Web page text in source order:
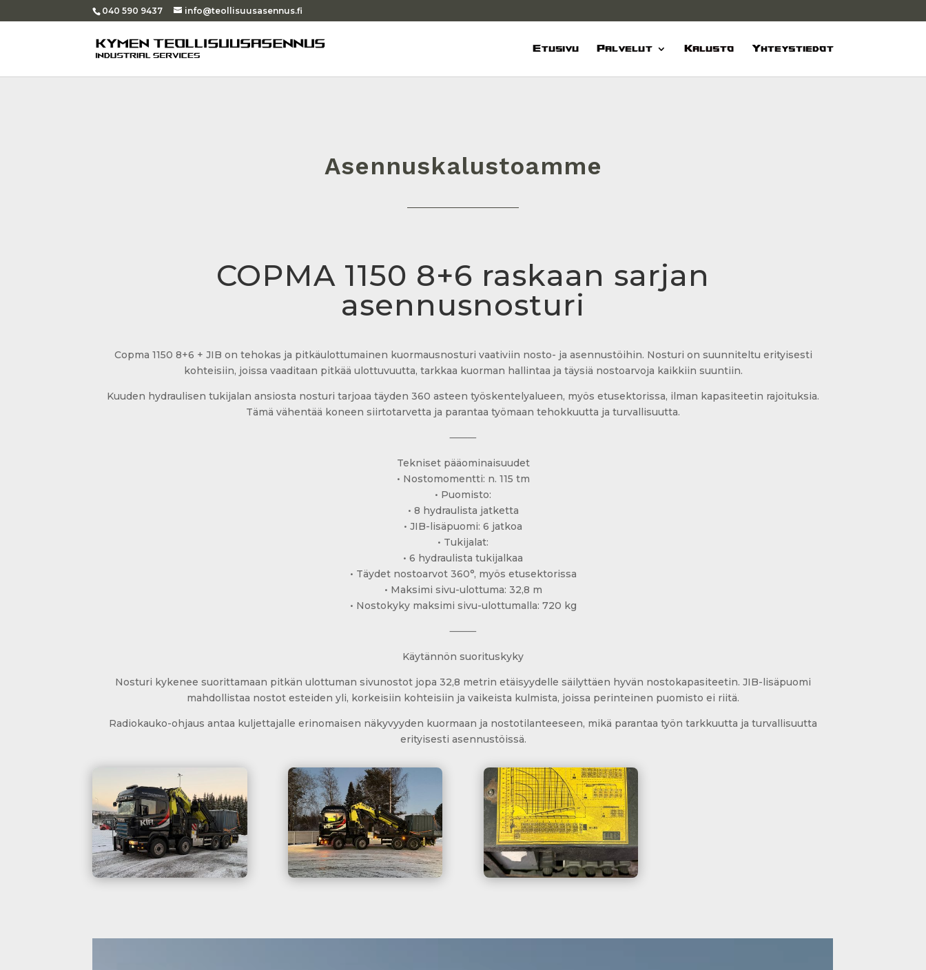
040 590 9437 info@teollisuusasennus.fi
Etusivu Palvelut Kalusto Yhteystiedot
Asennuskalustoamme
COPMA 1150 8+6 raskaan sarjan
asennusnosturi
Copma 1150 8+6 + JIB on tehokas ja pitkäulottumainen kuormausnosturi vaativiin nosto- ja asennustöihin. Nosturi on suunniteltu erityisesti
kohteisiin, joissa vaaditaan pitkää ulottuvuutta, tarkkaa kuorman hallintaa ja täysiä nostoarvoja kaikkiin suuntiin.
Kuuden hydraulisen tukijalan ansiosta nosturi tarjoaa täyden 360 asteen työskentelyalueen, myös etusektorissa, ilman kapasiteetin rajoituksia.
Tämä vähentää koneen siirtotarvetta ja parantaa työmaan tehokkuutta ja turvallisuutta.
⸻
Tekniset pääominaisuudet
• Nostomomentti: n. 115 tm
• Puomisto:
• 8 hydraulista jatketta
• JIB-lisäpuomi: 6 jatkoa
• Tukijalat:
• 6 hydraulista tukijalkaa
• Täydet nostoarvot 360°, myös etusektorissa
• Maksimi sivu-ulottuma: 32,8 m
• Nostokyky maksimi sivu-ulottumalla: 720 kg
⸻
Käytännön suorituskyky
Nosturi kykenee suorittamaan pitkän ulottuman sivunostot jopa 32,8 metrin etäisyydelle säilyttäen hyvän nostokapasiteetin. JIB-lisäpuomi
mahdollistaa nostot esteiden yli, korkeisiin kohteisiin ja vaikeista kulmista, joissa perinteinen puomisto ei riitä.
Radiokauko-ohjaus antaa kuljettajalle erinomaisen näkyvyyden kuormaan ja nostotilanteeseen, mikä parantaa työn tarkkuutta ja turvallisuutta
erityisesti asennustöissä.